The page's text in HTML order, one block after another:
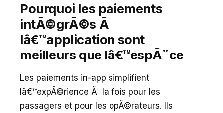
Pourquoi les paiements
intÃ©grÃ©s Ã
lâ€™application sont
meilleurs que lâ€™espÃ¨ce
Les paiements in-app simplifient
lâ€™expÃ©rience Ã la fois pour les
passagers et pour les opÃ©rateurs. Ils